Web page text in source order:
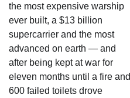
įrašų
the most expensive warship
ever built, a $13 billion
supercarrier and the most
advanced on earth — and
after being kept at war for
eleven months until a fire and
600 failed toilets drove